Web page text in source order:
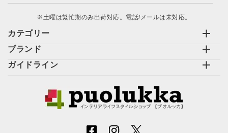
カテゴリー
ブランド
ガイドライン
※土曜は繁忙期のみ出荷対応。電話/メールは未対応。